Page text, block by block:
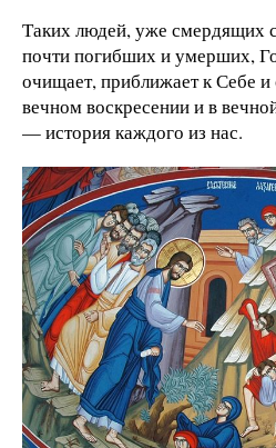
Таких людей, уже смердящих
почти погибших и умерших,
очищает, приближает к Себе
вечном воскресении и в
— история каждого из нас.